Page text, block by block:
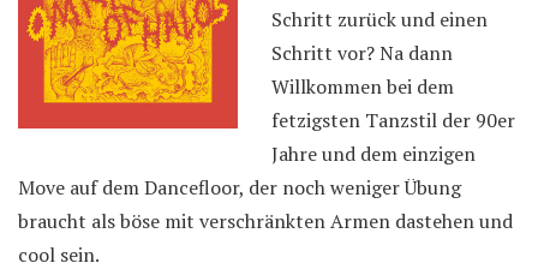
Schritt zurück und einen
Schritt vor? Na dann
Willkommen bei dem
fetzigsten Tanzstil der 90er
Jahre und dem einzigen
Move auf dem Dancefloor, der noch weniger Übung
braucht als böse mit verschränkten Armen dastehen und
cool sein.